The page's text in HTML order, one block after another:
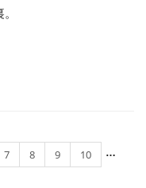
7 8 9 10 …